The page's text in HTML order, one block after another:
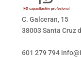
C. Galceran, 15
38003 Santa Cruz
601 279 794